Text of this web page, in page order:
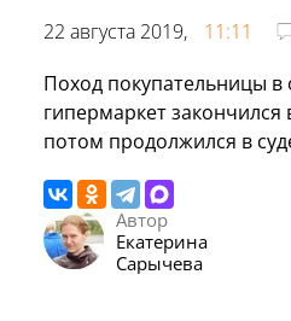
22 августа 2019, 11:11
Поход покупательницы в
гипермаркет закончился
потом продолжился в
Автор
Екатерина
Сарычева